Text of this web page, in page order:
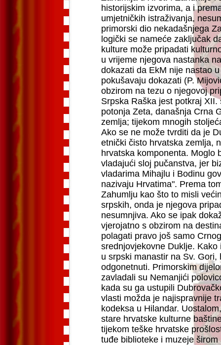
historijskim izvorima, a i
umjetničkih istraživanja,
primorski dio nekadašnjega
logički se nameće zaključak
kulture može pripadati
u vrijeme njegova nastanka
dokazati da EkM nije nastao
pokušavaju dokazati (P.
obzirom na tezu o njegovoj
Srpska Raška jest potkraj
potonja Zeta, današnja Crna
zemlja; tijekom mnogih
Ako se ne može tvrditi da je
etnički čisto hrvatska zemlja,
hrvatska komponenta. Moglo
vladajući sloj pučanstva, jer
vladarima Mihajlu i Bodinu
nazivaju Hrvatima". Prema
Zahumlju kao što to misli
srpskih, onda je njegova
nesumnjiva. Ako se ipak
vjerojatno s obzirom na
polagati pravo još samo
srednjovjekovne Duklje. Kako
u srpski manastir na Sv.
odgonetnuti. Primorskim
zavladali su Nemanjići
kada su ga ustupili
vlasti možda je najispravnije
kodeksa u Hilandar.
stare hrvatske kulturne
tijekom teške hrvatske
tuđe biblioteke i muzeje širom